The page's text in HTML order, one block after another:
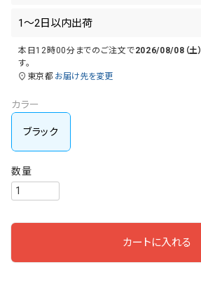
本日12時00分 までのご注文で2026/08/08（土）
す。
東京都 お届け先を変更
カラー
ブラック
カートに入れる